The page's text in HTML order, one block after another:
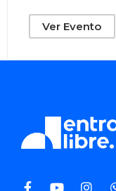
Ver Evento